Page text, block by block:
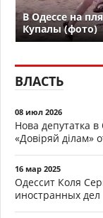
В Одессе на
Купалы (фото)
ВЛАСТЬ
08 июл 2026
Нова депутатка в
«Довіряй ділам»
16 мар 2025
Одессит Коля
иностранных дел